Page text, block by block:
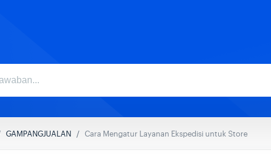
GAMPANGJUALAN Cara Mengatur Layanan Ekspedisi untuk Store